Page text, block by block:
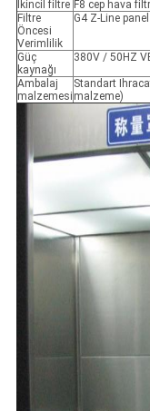
İkincil filtre F8 cep hava
Filtre
Öncesi
Verimlilik
G4 Z-Line
Güç
kaynağı
380V / 50HZ
Ambalaj
malzemesi
Standart
malzeme)